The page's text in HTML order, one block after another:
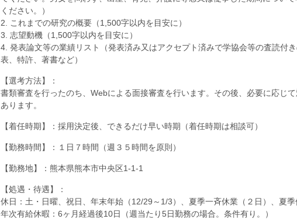
ください。）
2. これまでの研究の概要（1,500字以内を目安に）
3. 志望動機（1,500字以内を目安に）
4. 発表論文等の業績リスト（発表済み又はアクセプト済みで学協会等の査読付
表、特許、著書など）
【選考方法】：
書類審査を行ったのち、Webによる面接審査を行います。その後、必要に応じ
あります。
【着任時期】：採用決定後、できるだけ早い時期（着任時期は相談可）
【勤務時間】：１日７時間（週３５時間を原則）
【勤務地】：熊本県熊本市中央区1-1-1
【処遇・待遇】：
休日：土・日曜、祝日、年末年始（12/29～1/3）、夏季一斉休業（２日）、夏季
年次有給休暇：6ヶ月経過後10日（週当たり5日勤務の場合。条件有り。）